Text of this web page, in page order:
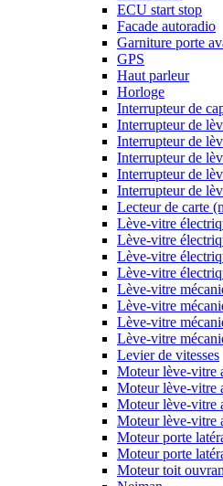
ECU start stop
Facade autoradio
Garniture porte
GPS
Haut parleur
Horloge
Interrupteur de
Interrupteur de
Interrupteur de
Interrupteur de
Interrupteur de
Interrupteur de
Lecteur de carte
Lève-vitre
Lève-vitre
Lève-vitre
Lève-vitre
Lève-vitre
Lève-vitre
Lève-vitre
Lève-vitre
Levier de vitesses
Moteur lève-vitre
Moteur lève-vitre
Moteur lève-vitre
Moteur lève-vitre
Moteur porte
Moteur porte
Moteur toit